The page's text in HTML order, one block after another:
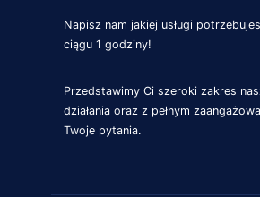
Napisz nam jakiej usługi
ciągu 1 godziny!
Przedstawimy Ci szeroki zakres
działania oraz z pełnym
Twoje pytania.